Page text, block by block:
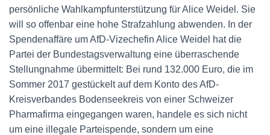
persönliche Wahlkampfunterstützung für Alice Weidel. Sie
will so offenbar eine hohe Strafzahlung abwenden. In der
Spendenaffäre um AfD-Vizechefin Alice Weidel hat die
Partei der Bundestagsverwaltung eine überraschende
Stellungnahme übermittelt: Bei rund 132.000 Euro, die im
Sommer 2017 gestückelt auf dem Konto des AfD-
Kreisverbandes Bodenseekreis von einer Schweizer
Pharmafirma eingegangen waren, handele es sich nicht
um eine illegale Parteispende, sondern um eine